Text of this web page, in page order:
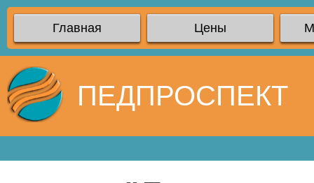
Главная Цены
ПЕДПРОСПЕКТ